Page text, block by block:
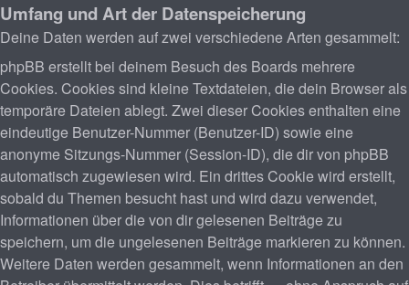
Umfang und Art der Datenspeicherung
Deine Daten werden auf zwei verschiedene Arten gesammelt:
phpBB erstellt bei deinem Besuch des Boards mehrere
Cookies. Cookies sind kleine Textdateien, die dein Browser als
temporäre Dateien ablegt. Zwei dieser Cookies enthalten eine
eindeutige Benutzer-Nummer (Benutzer-ID) sowie eine
anonyme Sitzungs-Nummer (Session-ID), die dir von phpBB
automatisch zugewiesen wird. Ein drittes Cookie wird erstellt,
sobald du Themen besucht hast und wird dazu verwendet,
Informationen über die von dir gelesenen Beiträge zu
speichern, um die ungelesenen Beiträge markieren zu können.
Weitere Daten werden gesammelt, wenn Informationen an den